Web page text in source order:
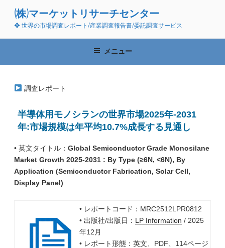
ン
(株)マーケットリサーチセンター
❖ 世界の市場調査レポート/産業調査報告書/委託調査サービス
メニュー
調査レポート
半導体用モノシランの世界市場2025年-2031
年:市場規模は年平均10.7%成長する見通し
• 英文タイトル： Global Semiconductor Grade Monosilane
Market Growth 2025-2031 : By Type (≥6N, <6N), By
Application (Semiconductor Fabrication, Solar Cell,
Display Panel)
• レポートコード：MRC2512LPR0812
• 出版社/出版日： LP Information / 2025
年12月
• レポート形態：英文、PDF、114ページ